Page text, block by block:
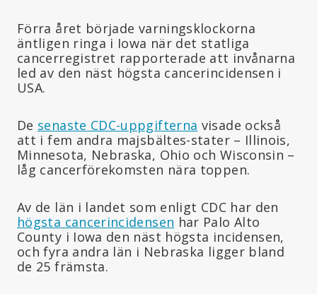
Förra året började varningsklockorna
äntligen ringa i Iowa när det statliga
cancerregistret rapporterade att invånarna
led av den näst högsta cancerincidensen i
USA.
De senaste CDC-uppgifterna visade också
att i fem andra majsbältes-stater – Illinois,
Minnesota, Nebraska, Ohio och Wisconsin –
låg cancerförekomsten nära toppen.
Av de län i landet som enligt CDC har den
högsta cancerincidensen har Palo Alto
County i Iowa den näst högsta incidensen,
och fyra andra län i Nebraska ligger bland
de 25 främsta.